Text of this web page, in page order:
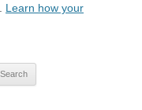
Learn how your